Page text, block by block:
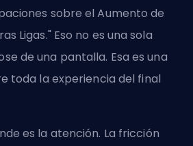
sobre el Aumento de
Ligas." Eso no es una sola
de una pantalla. Esa es una
toda la experiencia del final
es la atención. La fricción